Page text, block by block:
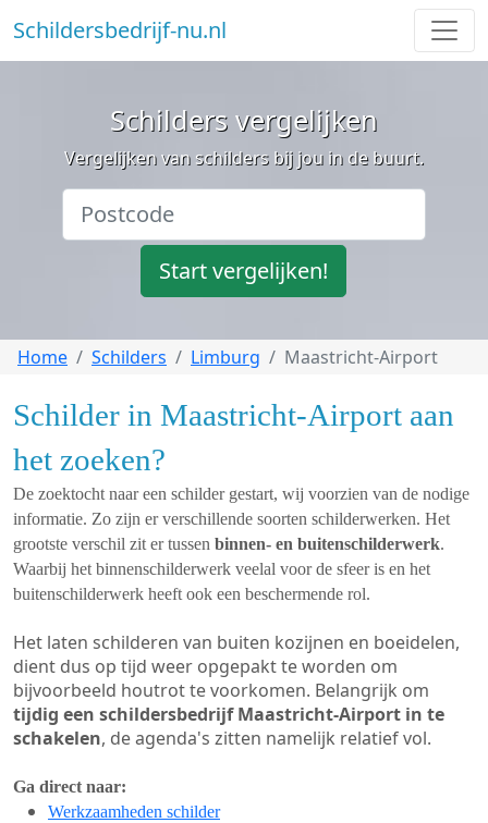
Schildersbedrijf-nu.nl
Schilders vergelijken
Vergelijken van schilders bij jou in de buurt.
Start vergelijken!
Home Schilders Limburg Maastricht-Airport
Schilder in Maastricht-Airport aan
het zoeken?
De zoektocht naar een schilder gestart, wij voorzien van de nodige
informatie. Zo zijn er verschillende soorten schilderwerken. Het
grootste verschil zit er tussen binnen- en buitenschilderwerk.
Waarbij het binnenschilderwerk veelal voor de sfeer is en het
buitenschilderwerk heeft ook een beschermende rol.
Het laten schilderen van buiten kozijnen en boeidelen,
dient dus op tijd weer opgepakt te worden om
bijvoorbeeld houtrot te voorkomen. Belangrijk om
tijdig een schildersbedrijf Maastricht-Airport in te
schakelen, de agenda's zitten namelijk relatief vol.
Ga direct naar:
Werkzaamheden schilder